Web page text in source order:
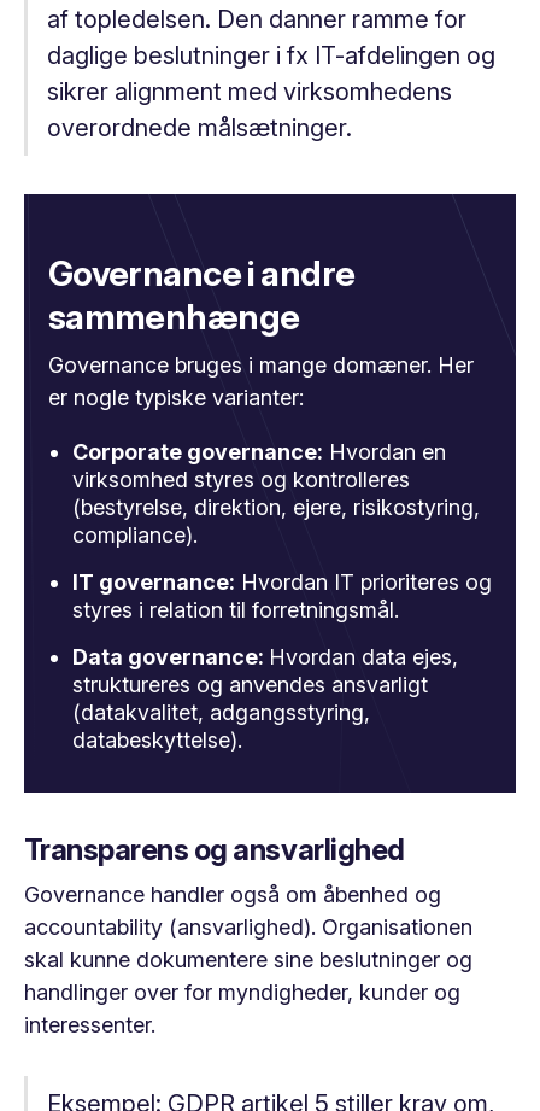
af topledelsen. Den danner ramme for
daglige beslutninger i fx IT-afdelingen og
sikrer alignment med virksomhedens
overordnede målsætninger.
Governance i andre
sammenhænge
Governance bruges i mange domæner. Her
er nogle typiske varianter:
Corporate governance: Hvordan en
virksomhed styres og kontrolleres
(bestyrelse, direktion, ejere, risikostyring,
compliance).
IT governance: Hvordan IT prioriteres og
styres i relation til forretningsmål.
Data governance: Hvordan data ejes,
struktureres og anvendes ansvarligt
(datakvalitet, adgangsstyring,
databeskyttelse).
Transparens og ansvarlighed
Governance handler også om åbenhed og
accountability (ansvarlighed). Organisationen
skal kunne dokumentere sine beslutninger og
handlinger over for myndigheder, kunder og
interessenter.
Eksempel: GDPR artikel 5 stiller krav om,